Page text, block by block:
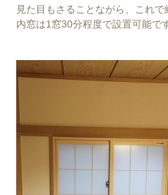
見た目もさることながら、これ
内窓は1窓30分程度で設置可能で